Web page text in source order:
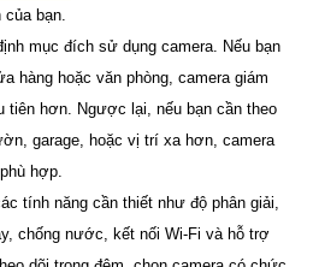
bạn.
mục đích sử dụng camera. Nếu bạn
hàng hoặc văn phòng, camera giám
tiên hơn. Ngược lại, nếu bạn cần theo
garage, hoặc vị trí xa hơn, camera
hợp.
tính năng cần thiết như độ phân giải,
chống nước, kết nối Wi-Fi và hỗ trợ